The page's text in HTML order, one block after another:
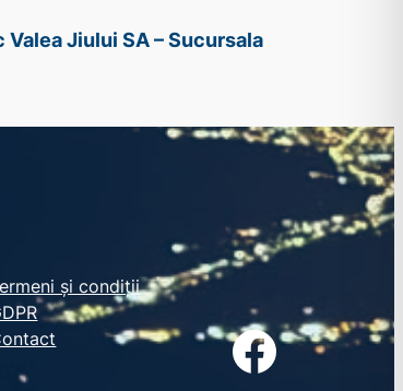
Jiului SA – Sucursala
și condiții
Facebook